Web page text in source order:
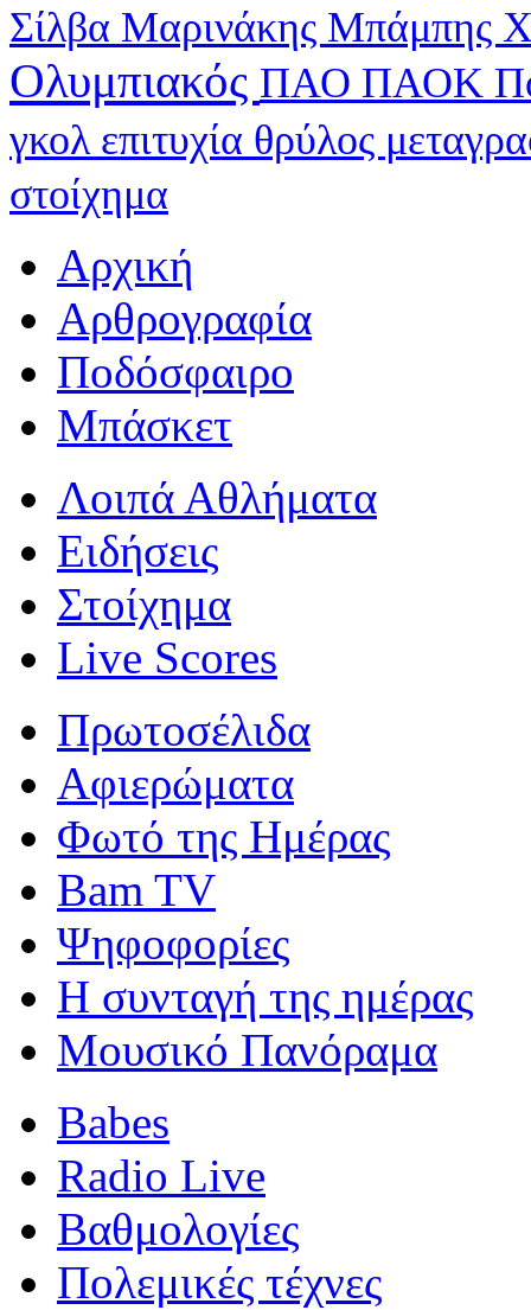
Σίλβα Μαρινάκης Μπάμπης
Ολυμπιακός ΠΑΟ ΠΑΟΚ
γκολ επιτυχία θρύλος
στοίχημα
Αρχική
Αρθρογραφία
Ποδόσφαιρο
Μπάσκετ
Λοιπά Αθλήματα
Ειδήσεις
Στοίχημα
Live Scores
Πρωτοσέλιδα
Αφιερώματα
Φωτό της Ημέρας
Bam TV
Ψηφοφορίες
Η συνταγή της ημέρας
Μουσικό Πανόραμα
Babes
Radio Live
Βαθμολογίες
Πολεμικές τέχνες